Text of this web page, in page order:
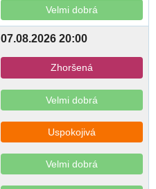
Velmi dobrá
07.08.2026 20:00
Zhoršená
Velmi dobrá
Uspokojivá
Velmi dobrá